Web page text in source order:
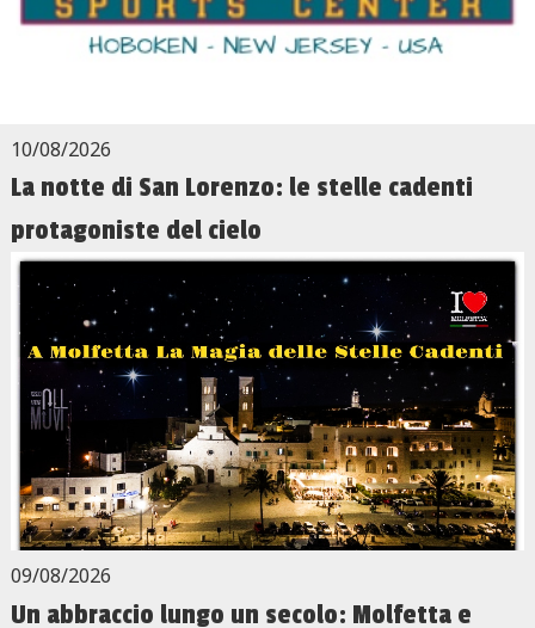
10/08/2026
La notte di San Lorenzo: le stelle cadenti
protagoniste del cielo
09/08/2026
Un abbraccio lungo un secolo: Molfetta e